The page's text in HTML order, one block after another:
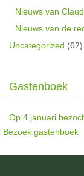
Nieuws van
Nieuws van de
Uncategorized (62)
Gastenboek
Op 4 januari
Bezoek gastenboek